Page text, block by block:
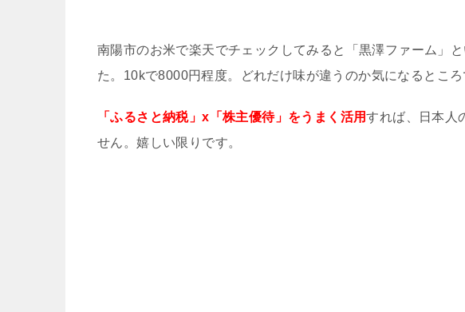
南陽市のお米で楽天でチェックしてみると「黒澤ファーム」
た。10kで8000円程度。どれだけ味が違うのか気になるところ
「ふるさと納税」x「株主優待」をうまく活用すれば、日本人
せん。嬉しい限りです。